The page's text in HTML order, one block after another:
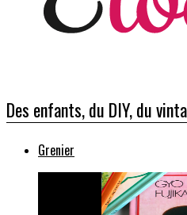
Des enfants, du DIY, du
Grenier